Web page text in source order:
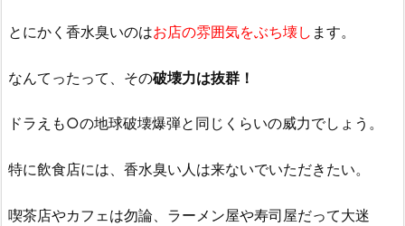
とにかく香水臭いのはお店の雰囲気をぶち壊し ます。
なんてったって、その破壊力は抜群！
ドラえも○の地球破壊爆弾と同じくらいの威力でしょう。
特に飲食店には、香水臭い人は来ないでいただきたい。
喫茶店やカフェは勿論、ラーメン屋や寿司屋だって大迷